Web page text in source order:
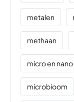
metalen
methaan
micro en
microbioom